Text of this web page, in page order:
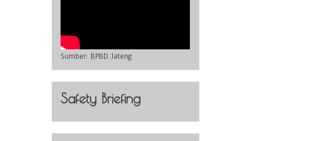
Sumber: BPBD Jateng
Safety Briefing